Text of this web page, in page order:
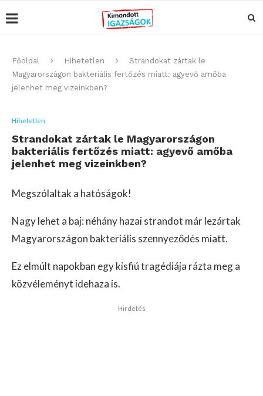
Főoldal Hihetetlen
Strandokat zártak le
Magyarországon bakteriális fertőzés miatt: agyevő amőba
jelenhet meg vizeinkben?
Hihetetlen
Strandokat zártak le Magyarországon
bakteriális fertőzés miatt: agyevő amőba
jelenhet meg vizeinkben?
Megszólaltak a hatóságok!
Nagy lehet a baj: néhány hazai strandot már lezártak
Magyarországon bakteriális szennyeződés miatt.
Ez elmúlt napokban egy kisfiú tragédiája rázta meg a
közvéleményt idehaza is.
Hirdetés